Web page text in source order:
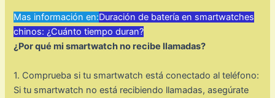
Mas información en:Duración de batería en smartwatches
chinos: ¿Cuánto tiempo duran?
¿Por qué mi smartwatch no recibe llamadas?
1. Comprueba si tu smartwatch está conectado al teléfono:
Si tu smartwatch no está recibiendo llamadas, asegúrate